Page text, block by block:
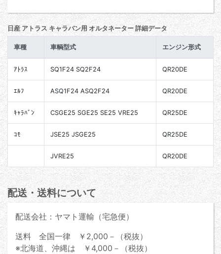
日産 アトラス キャラバン用 オルタネーター 詳細データ
車種 車輌型式 エンジン形式
ｱﾄﾗｽ SQ1F24 SQ2F24 QR20DE
ｴﾙﾌ ASQ1F24 ASQ2F24 QR20DE
ｷｬﾗﾊﾞﾝ CSGE25 SGE25 SE25 VRE25 QR25DE
ｺﾓ JSE25 JSGE25 QR25DE
JVRE25 QR20DE
配送・送料について
配送会社：ヤマト運輸（宅急便）
送料 全国一律 ￥2,000－（税抜）
※北海道、沖縄は ￥4,000－（税抜）